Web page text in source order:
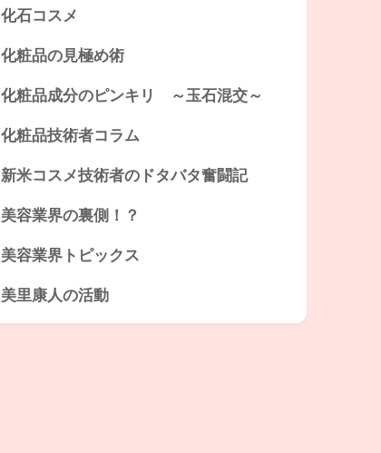
化石コスメ
化粧品の見極め術
化粧品成分のピンキリ ～玉石混交～
化粧品技術者コラム
新米コスメ技術者のドタバタ奮闘記
美容業界の裏側！？
美容業界トピックス
美里康人の活動